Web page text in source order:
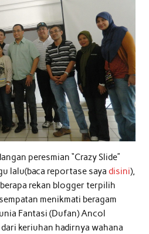
peresmian “Crazy Slide”
lalu(baca reportase saya disini),
rekan blogger terpilih
menikmati beragam
Fantasi (Dufan) Ancol
keriuhan hadirnya wahana